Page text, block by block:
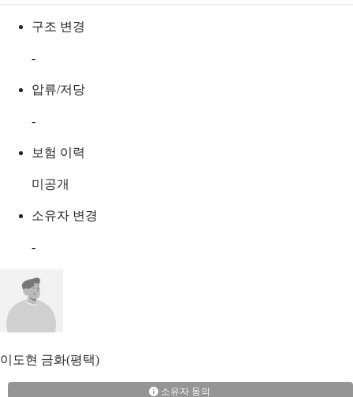
구조 변경
-
압류/저당
-
보험 이력
미공개
소유자 변경
-
이도현 금화(평택)
소유자 동의